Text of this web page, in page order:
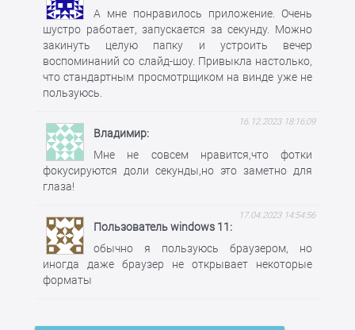
Пользователь windows 11
17.04.2023 14:54:56
обычно я пользуюсь браузером, но
иногда даже браузер не открывает некоторые
форматы
Владимир
16.12.2023 18:16:09
Мне не совсем нравится,что фотки
фокусируются доли секунды,но это заметно для
глаза!
А мне понравилось приложение. Очень
шустро работает, запускается за секунду. Можно
закинуть целую папку и устроить вечер
воспоминаний со слайд-шоу. Привыкла настолько,
что стандартным просмотрщиком на винде уже не
пользуюсь.